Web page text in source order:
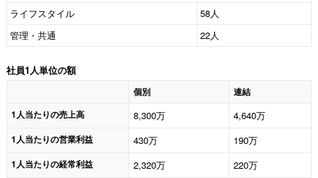
ライフスタイル
58人
管理・共通
22人
社員1人単位の額
個別
連結
1人当たりの売上高
8,300万 4,640万
1人当たりの営業利益 430万 190万
1人当たりの経常利益 2,320万 220万